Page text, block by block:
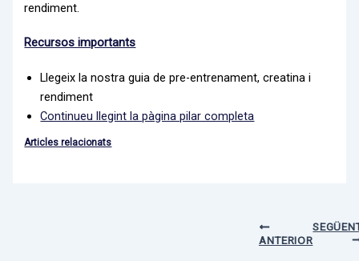
rendiment.
Recursos importants
Llegeix la nostra guia de pre-entrenament, creatina i
rendiment
Continueu llegint la pàgina pilar completa
Articles relacionats
ANTERIOR